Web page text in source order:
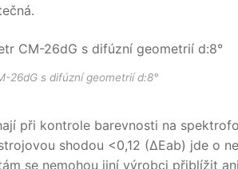
26dG s difúzní geometrií d:8°
při kontrole barevnosti na
shodou <0,12 (ΔEab) jde o
se nemohou jiní výrobci přiblížit